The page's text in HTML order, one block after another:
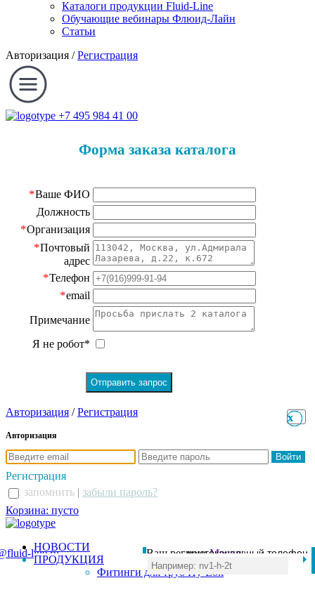
Каталоги продукции Fluid-Line
Обучающие вебинары Флюид-Лайн
Статьи
Авторизация /Регистрация
+7 495 984 41 00
Форма заказа каталога
*Ваше ФИО
Должность
*Организация
*Почтовый
адрес
*Телефон
*email
Примечание
Я не робот*
Авторизация /Регистрация x
x
Авторизация
Регистрация
запомнить | забыли пароль?
Корзина: пусто
line.ru многоканальный телефон
+7 (495) 984-41-00
Ваш регион:Москва
НОВОСТИ
ПРОДУКЦИЯ
Фитинги для труб Hy-Lok